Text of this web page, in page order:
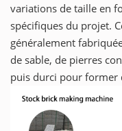
variations de taille en
spécifiques du projet.
généralement
de sable, de pierres
puis durci pour former